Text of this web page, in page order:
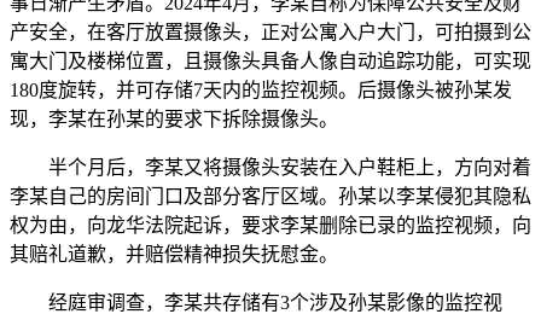
产安全，在客厅放置摄像头，正对公寓入户大门，可拍摄到公
寓大门及楼梯位置，且摄像头具备人像自动追踪功能，可实现
180度旋转，并可存储7天内的监控视频。后摄像头被孙某发
现，李某在孙某的要求下拆除摄像头。
半个月后，李某又将摄像头安装在入户鞋柜上，方向对着
李某自己的房间门口及部分客厅区域。孙某以李某侵犯其隐私
权为由，向龙华法院起诉，要求李某删除已录的监控视频，向
其赔礼道歉，并赔偿精神损失抚慰金。
经庭审调查，李某共存储有3个涉及孙某影像的监控视